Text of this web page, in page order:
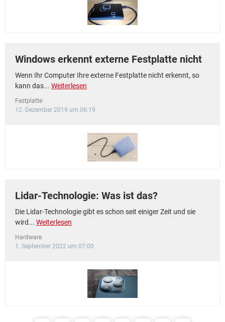
Windows erkennt externe Festplatte nicht
Wenn Ihr Computer Ihre externe Festplatte nicht erkennt, so
kann das... Weiterlesen
Festplatte
12. Dezember 2019 um 06:19
Lidar-Technologie: Was ist das?
Die Lidar-Technologie gibt es schon seit einiger Zeit und sie
wird... Weiterlesen
Hardware
1. September 2022 um 07:00